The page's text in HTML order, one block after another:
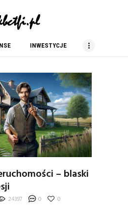
INWESTYCJE
kbc tfi
blog finansowy
– blaski
24397 0 0